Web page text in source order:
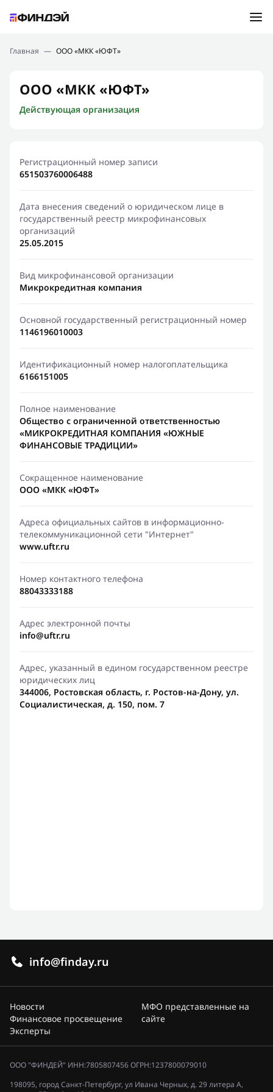
Подбор займа
Новости
Финансовое просвещение
Главная — ООО «МКК «ЮФТ»
ООО «МКК «ЮФТ»
Действующая организация
Регистрационный номер записи
651503760006488
Дата внесения сведений о юридическом лице в
государственный реестр микрофинансовых
организаций
25.05.2015
Вид микрофинансовой организации
Микрокредитная компания
Основной государственный регистрационный номер
1146196010003
Идентификационный номер налогоплательщика
6166151005
Полное наименование
Общество с ограниченной ответственностью
«МИКРОКРЕДИТНАЯ КОМПАНИЯ «ЮЖНЫЕ
ФИНАНСОВЫЕ ТРАДИЦИИ»
Сокращенное наименование
ООО «МКК «ЮФТ»
Адреса официальных сайтов в информационно-
телекоммуникационной сети "Интернет"
www.uftr.ru
Номер контактного телефона
88043333188
Адрес электронной почты
info@uftr.ru
Адрес, указанный в едином государственном реестре
юридических лиц
344006, Ростовская область, г. Ростов-на-Дону, ул.
Социалистическая, д. 150, пом. 7
info@finday.ru
Новости
Финансовое просвещение
Эксперты
МФО представленные на
сайте
ООО "ФИНДЕЙ" ИНН:7805807456 ОГРН:1237800079010
198095, город Санкт-Петербург, ул Ивана Черных, д. 29 литера А,
Ошибка:Контактная форма не найдена.
Спасибо, что написали нам
Мы свяжемся с Вами в ближайшее время и сообщим
результат
Отправить новый запрос